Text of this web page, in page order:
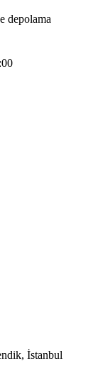
depolama
İstanbul